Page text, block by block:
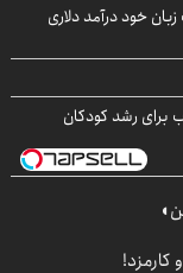
خود درآمد دلاری
برای رشد کودکان